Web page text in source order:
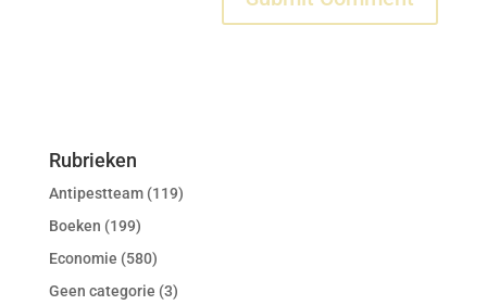
Rubrieken
Antipestteam(119)
Boeken (199)
Economie (580)
Geen categorie (3)